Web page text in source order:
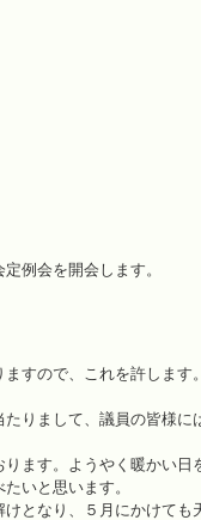
局長
例会を開会します。
すので、これを許します。
りまして、議員の皆様に
ます。ようやく暖かい日
いと思います。
となり、５月にかけて